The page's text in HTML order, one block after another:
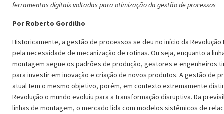
ferramentas digitais voltadas para otimização da gestão de processos
Por Roberto Gordilho
Historicamente, a gestão de processos se deu no início da Revolução
pela necessidade de mecanização de rotinas. Ou seja, enquanto a
montagem segue os padrões de produção, gestores e engenheiros
para investir em inovação e criação de novos produtos. A gestão de
atual tem o mesmo objetivo, porém, em contexto extremamente
Revolução o mundo evoluiu para a transformação disruptiva. Da
linhas de montagem, o mercado lida com modelos sistêmicos de